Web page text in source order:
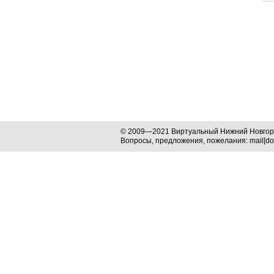
© 2009—2021 Виртуальный Нижний
Вопросы, предложения, пожелания: